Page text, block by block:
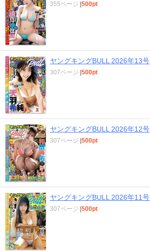
355ページ 500pt
ヤングキングBULL 2026年13号
307ページ 500pt
ヤングキングBULL 2026年12号
307ページ 500pt
ヤングキングBULL 2026年11号
307ページ 500pt